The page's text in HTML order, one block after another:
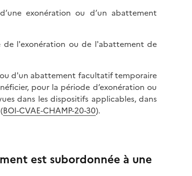
exonération ou d’un abattement
l'exonération ou de l'abattement de
d'un abattement facultatif temporaire
pour la période d’exonération ou
dans les dispositifs applicables, dans
BOI-CVAE-CHAMP-20-30).
est subordonnée à une